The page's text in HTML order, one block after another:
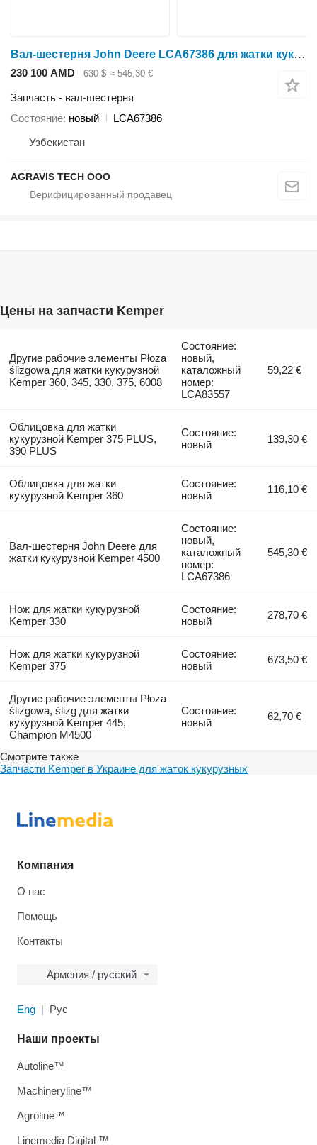
Вал-шестерня John Deere LCA67386 для жатки кукурузной Kemper 4500
230 100 AMD 630 $ ≈ 545,30 €
Запчасть - вал-шестерня
Состояние новый
LCA67386
Узбекистан
AGRAVIS TECH ООО
Цены на запчасти Kemper
Другие рабочие элементы Płoza
ślizgowa для жатки кукурузной
Kemper 360, 345, 330, 375, 6008
Состояние:
новый,
каталожный
номер:
LCA83557
59,22 €
Облицовка для жатки
кукурузной Kemper 375 PLUS,
390 PLUS
Состояние:
новый
139,30 €
Облицовка для жатки
кукурузной Kemper 360
Состояние:
новый
116,10 €
Вал-шестерня John Deere для
жатки кукурузной Kemper 4500
Состояние:
новый,
каталожный
номер:
LCA67386
545,30 €
Нож для жатки кукурузной
Kemper 330
Состояние:
новый
278,70 €
Нож для жатки кукурузной
Kemper 375
Состояние:
новый
673,50 €
Другие рабочие элементы Płoza
ślizgowa, ślizg для жатки
кукурузной Kemper 445,
Champion M4500
Состояние:
новый
62,70 €
Смотрите также
Запчасти Kemper в Украине для жаток кукурузных
Компания
О нас
Помощь
Контакты
Армения / русский
Eng Рус
Наши проекты
Autoline™
Machineryline™
Agroline™
Linemedia Digital ™